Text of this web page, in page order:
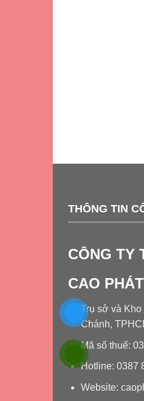
THÔNG TIN
CÔNG TY
CAO
Trụ sở và
Chánh,
Mã số thuế:
Hotline: 0387
Website: